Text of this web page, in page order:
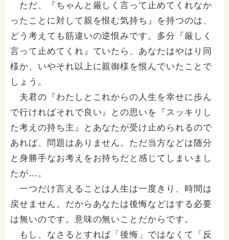
話での悩み相談は承っておりません。 直接お寺に参詣
されての相談か、メールにての相談に限らせていただき
ます。 また、直接お寺に参詣されての法事や、ZOOM
を通じての法事なども受け付けておりますので、希望が
あれば何でもご相談ください。 メールアドレス
joukai4378+soudan@gmail.com 電話番号 0774-65-
0161
ただ、『ちゃんと厳しく言って止めてくれなか
ったことに対して親を恨む気持ち』を持つのは、
どう考えても筋違いの逆恨みです。多分『厳しく
言って止めてくれ』ていたら、あなたはやはり同
様か、いやそれ以上に親御様を恨んでいたことで
しょう。
夫君の『わたしとこれからの人生を幸せに歩ん
で行ければそれで良い』との思いを『スッキリし
た考えの持ち主』とあなたが受け止められるので
あれば、問題はありません。ただ当方などは随分
と身勝手なお考えをお持ちだと感じてしまいまし
たが…。
一つだけ言えることは人生は一度きり、時間は
戻せません。だからあなたは後悔などはする必要
は無いのです。意味の無いことだからです。
もし、なさるとすれば「後悔」ではなくて「反